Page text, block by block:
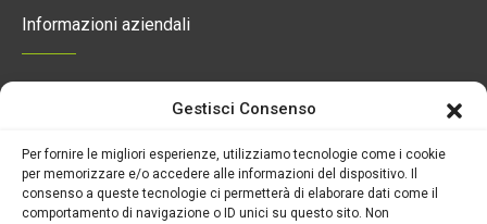
Gestisci Consenso
Per fornire le migliori esperienze, utilizziamo tecnologie come i cookie
per memorizzare e/o accedere alle informazioni del dispositivo. Il
consenso a queste tecnologie ci permetterà di elaborare dati come il
comportamento di navigazione o ID unici su questo sito. Non
Informazioni aziendali
N. Iscr. Reg. Imprese di Napoli e
Partita Iva 00290740638
Capitale Sociale € 1.757.340,00 i.v.